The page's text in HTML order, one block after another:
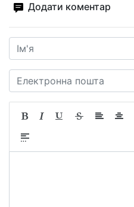
Додати коментар